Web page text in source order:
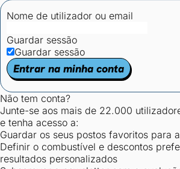
Nome de utilizador ou email
Guardar sessão
Guardar sessão
Entrar na minha conta
Não tem conta?
Junte-se aos mais de 22.000
e tenha acesso a:
Guardar os seus postos favoritos para
Definir o combustível e descontos
resultados personalizados